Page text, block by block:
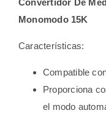
Convertidor De
Monomodo 15K
Características:
Compatible
Proporciona
el modo